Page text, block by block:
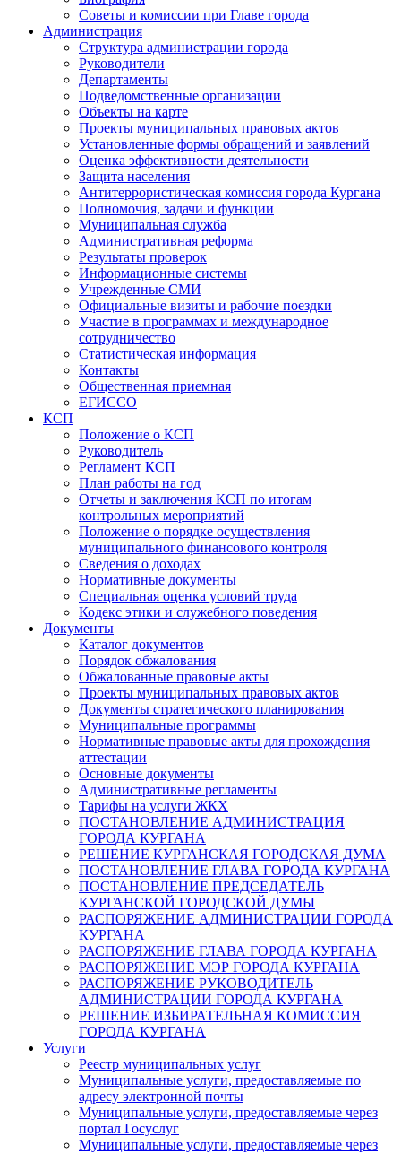
Советы и комиссии при Главе города
Администрация
Структура администрации города
Руководители
Департаменты
Подведомственные организации
Объекты на карте
Проекты муниципальных правовых актов
Установленные формы обращений и заявлений
Оценка эффективности деятельности
Защита населения
Антитеррористическая комиссия города Кургана
Полномочия, задачи и функции
Муниципальная служба
Административная реформа
Результаты проверок
Информационные системы
Учрежденные СМИ
Официальные визиты и рабочие поездки
Участие в программах и международное
сотрудничество
Статистическая информация
Контакты
Общественная приемная
ЕГИССО
КСП
Положение о КСП
Руководитель
Регламент КСП
План работы на год
Отчеты и заключения КСП по итогам
контрольных мероприятий
Положение о порядке осуществления
муниципального финансового контроля
Сведения о доходах
Нормативные документы
Специальная оценка условий труда
Кодекс этики и служебного поведения
Документы
Каталог документов
Порядок обжалования
Обжалованные правовые акты
Проекты муниципальных правовых актов
Документы стратегического планирования
Муниципальные программы
Нормативные правовые акты для прохождения
аттестации
Основные документы
Административные регламенты
Тарифы на услуги ЖКХ
ПОСТАНОВЛЕНИЕ АДМИНИСТРАЦИЯ
ГОРОДА КУРГАНА
РЕШЕНИЕ КУРГАНСКАЯ ГОРОДСКАЯ ДУМА
ПОСТАНОВЛЕНИЕ ГЛАВА ГОРОДА КУРГАНА
ПОСТАНОВЛЕНИЕ ПРЕДСЕДАТЕЛЬ
КУРГАНСКОЙ ГОРОДСКОЙ ДУМЫ
РАСПОРЯЖЕНИЕ АДМИНИСТРАЦИИ ГОРОДА
КУРГАНА
РАСПОРЯЖЕНИЕ ГЛАВА ГОРОДА КУРГАНА
РАСПОРЯЖЕНИЕ МЭР ГОРОДА КУРГАНА
РАСПОРЯЖЕНИЕ РУКОВОДИТЕЛЬ
АДМИНИСТРАЦИИ ГОРОДА КУРГАНА
РЕШЕНИЕ ИЗБИРАТЕЛЬНАЯ КОМИССИЯ
ГОРОДА КУРГАНА
Услуги
Реестр муниципальных услуг
Муниципальные услуги, предоставляемые по
адресу электронной почты
Муниципальные услуги, предоставляемые через
портал Госуслуг
Муниципальные услуги, предоставляемые через